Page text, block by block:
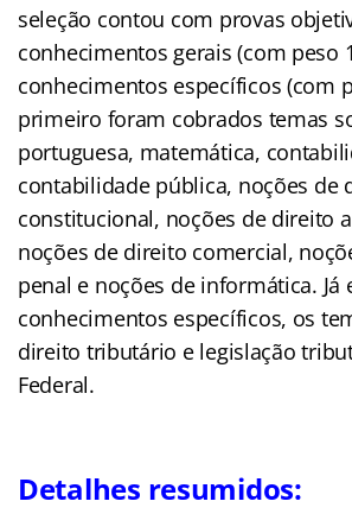
seleção contou com provas
conhecimentos gerais (com peso
conhecimentos específicos (com
primeiro foram cobrados temas
portuguesa, matemática,
contabilidade pública, noções de
constitucional, noções de direito
noções de direito comercial,
penal e noções de informática. Já
conhecimentos específicos, os
direito tributário e legislação
Federal.
Detalhes resumidos: